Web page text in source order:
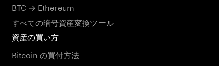
BTC → Ethereum
すべての暗号資産変換ツール
資産の買い方
Bitcoin の買付方法